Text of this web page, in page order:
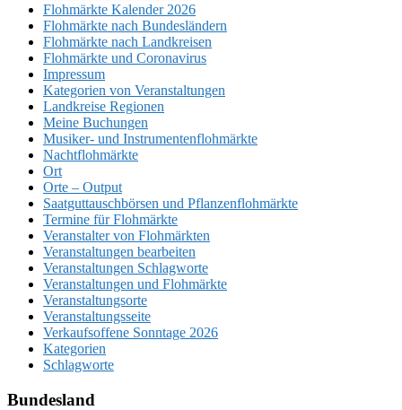
Flohmärkte Kalender 2026
Flohmärkte nach Bundesländern
Flohmärkte nach Landkreisen
Flohmärkte und Coronavirus
Impressum
Kategorien von Veranstaltungen
Landkreise Regionen
Meine Buchungen
Musiker- und Instrumentenflohmärkte
Nachtflohmärkte
Ort
Orte – Output
Saatguttauschbörsen und Pflanzenflohmärkte
Termine für Flohmärkte
Veranstalter von Flohmärkten
Veranstaltungen bearbeiten
Veranstaltungen Schlagworte
Veranstaltungen und Flohmärkte
Veranstaltungsorte
Veranstaltungsseite
Verkaufsoffene Sonntage 2026
Kategorien
Schlagworte
Bundesland